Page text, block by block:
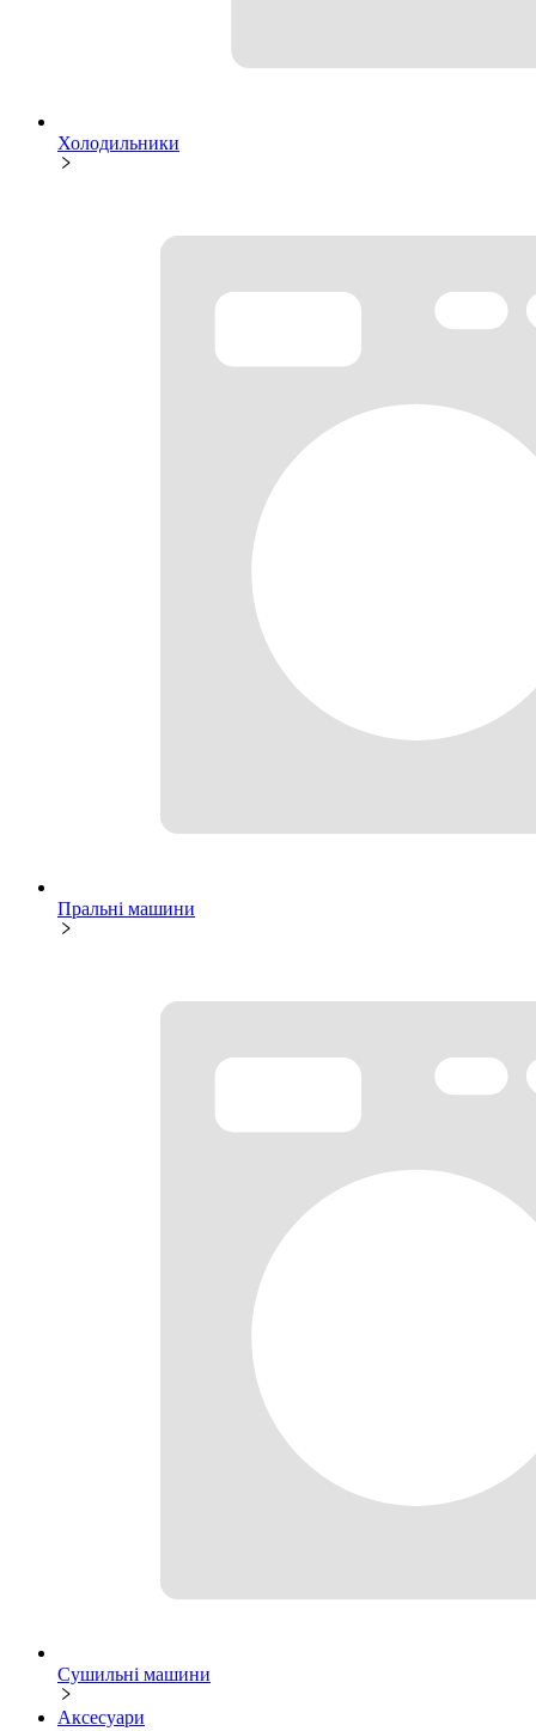
Холодильники
Пральні машини
Сушильні машини
Аксесуари